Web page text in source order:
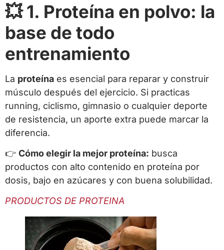
💥 1. Proteína en polvo: la
base de todo
entrenamiento
La proteína es esencial para reparar y construir
músculo después del ejercicio. Si practicas
running, ciclismo, gimnasio o cualquier deporte
de resistencia, un aporte extra puede marcar la
diferencia.
👉 Cómo elegir la mejor proteína: busca
productos con alto contenido en proteína por
dosis, bajo en azúcares y con buena solubilidad.
PRODUCTOS DE PROTEINA